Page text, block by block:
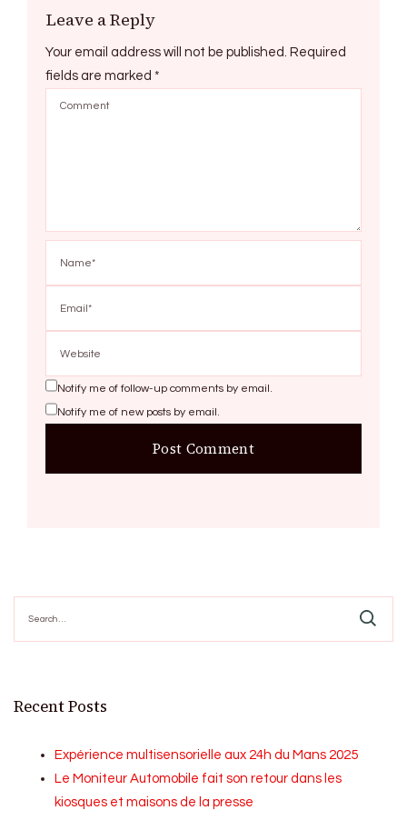
Leave a Reply
Your email address will not be published.
Required
fields are marked *
Notify me of follow-up comments by email.
Notify me of new posts by email.
for:
Recent Posts
Expérience multisensorielle aux 24h du Mans 2025
Le Moniteur Automobile fait son retour dans les
kiosques et maisons de la presse